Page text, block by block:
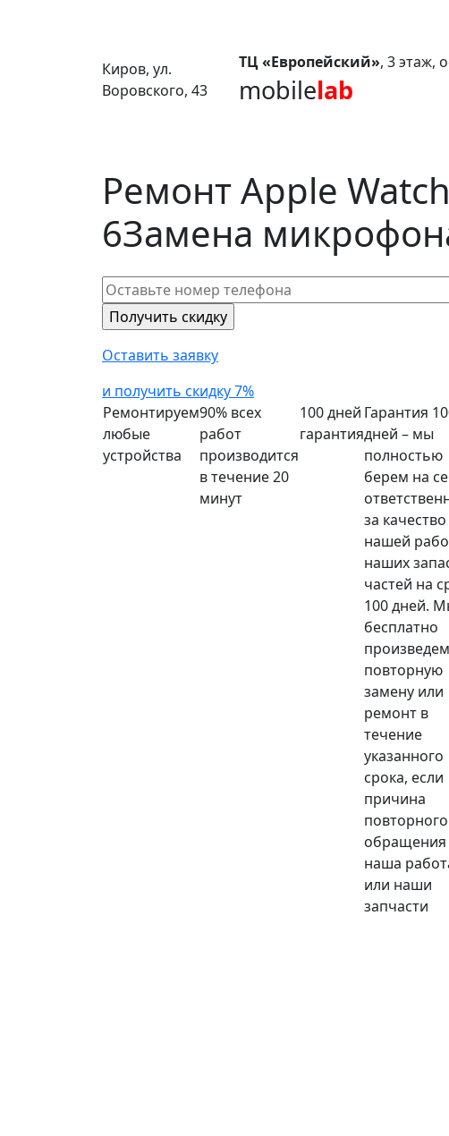
Киров, ул.
Воровского, 43
ТЦ «Европейский», 3 этаж,
mobilelab
Ремонт Apple
6Замена
Оставить заявку
и получить скидку 7%
Ремонтируем
любые
устройства
90% всех
работ
производится
в течение 20
минут
100 дней
гарантия
Гарантия
дней – мы
полностью
берем на
за качество
нашей
наших
частей на
100 дней.
бесплатно
произведем
повторную
замену или
ремонт в
течение
указанного
срока, если
причина
повторного
обращения
наша
или наши
запчасти